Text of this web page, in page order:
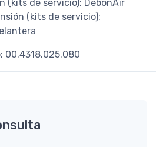
(kits de servicio): DebonAir
(kits de servicio):
00.4318.025.080